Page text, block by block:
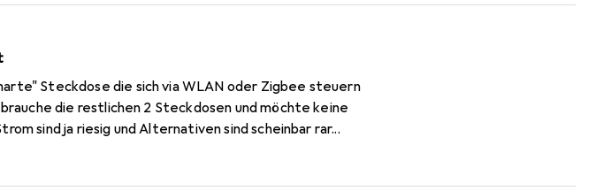
sind ja riesig und Alternativen sind scheinbar rar...